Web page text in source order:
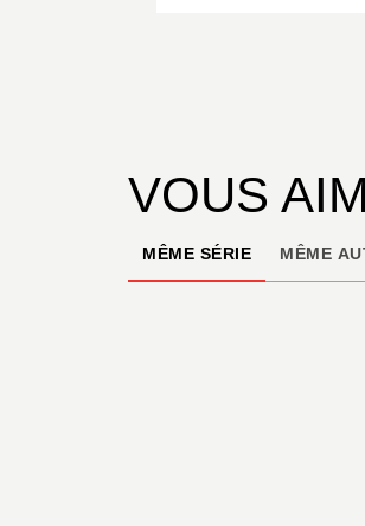
VOUS
MÊME SÉRIE MÊME